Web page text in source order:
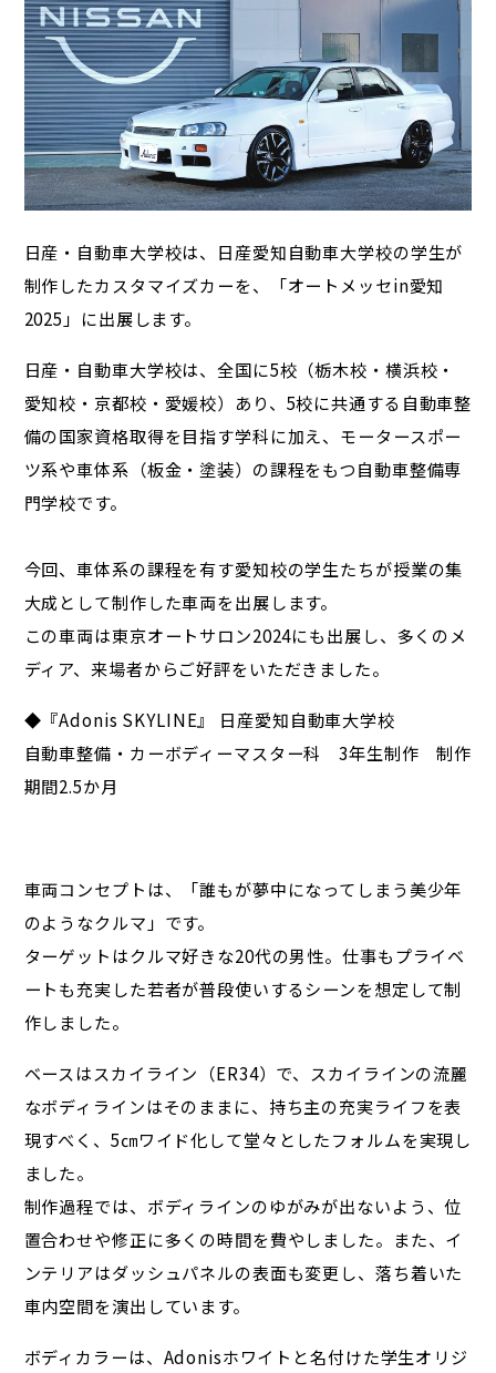
日産・自動車大学校は、日産愛知自動車大学校の学生が
制作したカスタマイズカーを、「オートメッセin愛知
2025」に出展します。
日産・自動車大学校は、全国に5校（栃木校・横浜校・
愛知校・京都校・愛媛校）あり、5校に共通する自動車整
備の国家資格取得を目指す学科に加え、モータースポー
ツ系や車体系（板金・塗装）の課程をもつ自動車整備専
門学校です。
今回、車体系の課程を有す愛知校の学生たちが授業の集
大成として制作した車両を出展します。
この車両は東京オートサロン2024にも出展し、多くのメ
ディア、来場者からご好評をいただきました。
◆『Adonis SKYLINE』 日産愛知自動車大学校
自動車整備・カーボディーマスター科 3年生制作 制作
期間2.5か月
車両コンセプトは、「誰もが夢中になってしまう美少年
のようなクルマ」です。
ターゲットはクルマ好きな20代の男性。仕事もプライベ
ートも充実した若者が普段使いするシーンを想定して制
作しました。
ベースはスカイライン（ER34）で、スカイラインの流麗
なボディラインはそのままに、持ち主の充実ライフを表
現すべく、5㎝ワイド化して堂々としたフォルムを実現し
ました。
制作過程では、ボディラインのゆがみが出ないよう、位
置合わせや修正に多くの時間を費やしました。また、イ
ンテリアはダッシュパネルの表面も変更し、落ち着いた
車内空間を演出しています。
ボディカラーは、Adonisホワイトと名付けた学生オリジ